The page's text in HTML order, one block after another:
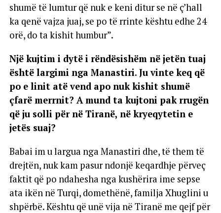
shumë të lumtur që nuk e keni ditur se në ç’hall
ka qenë vajza juaj, se po të rrinte kështu edhe 24
orë, do ta kishit humbur”.
Një kujtim i dytë i rëndësishëm në jetën tuaj
është largimi nga Manastiri. Ju vinte keq që
po e linit atë vend apo nuk kishit shumë
çfarë merrnit? A mund ta kujtoni pak rrugën
që ju solli për në Tiranë, në kryeqytetin e
jetës suaj?
Babai im u largua nga Manastiri dhe, të them të
drejtën, nuk kam pasur ndonjë keqardhje përveç
faktit që po ndahesha nga kushërira ime sepse
ata ikën në Turqi, domethënë, familja Xhuglini u
shpërbë. Kështu që unë vija në Tiranë me qejf për